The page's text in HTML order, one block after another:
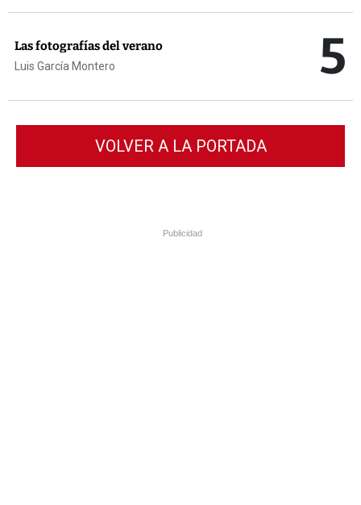
Las fotografías del verano
Luis García Montero 5
VOLVER A LA PORTADA
Publicidad